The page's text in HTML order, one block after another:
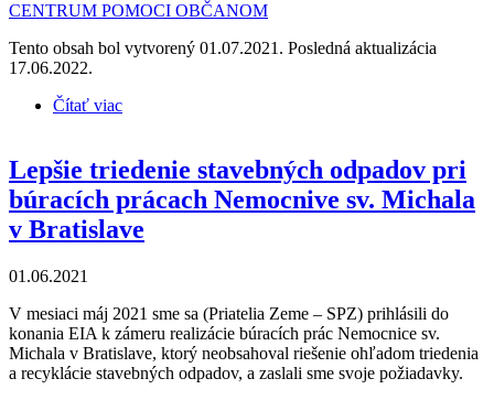
CENTRUM POMOCI OBČANOM
Tento obsah bol vytvorený 01.07.2021. Posledná aktualizácia
17.06.2022.
Čítať viac
Lepšie triedenie stavebných odpadov pri
búracích prácach Nemocnive sv. Michala
v Bratislave
01.06.2021
V mesiaci máj 2021 sme sa (Priatelia Zeme – SPZ) prihlásili do
konania EIA k zámeru realizácie búracích prác Nemocnice sv.
Michala v Bratislave, ktorý neobsahoval riešenie ohľadom triedenia
a recyklácie stavebných odpadov, a zaslali sme svoje požiadavky.